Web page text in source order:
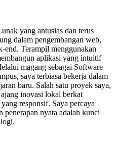
yang antusias dan terus
dalam pengembangan web,
end. Terampil menggunakan
aplikasi yang intuitif
magang sebagai Software
saya terbiasa bekerja dalam
baru. Salah satu proyek saya,
inovasi lokal berkat
responsif. Saya percaya
penerapan nyata adalah kunci